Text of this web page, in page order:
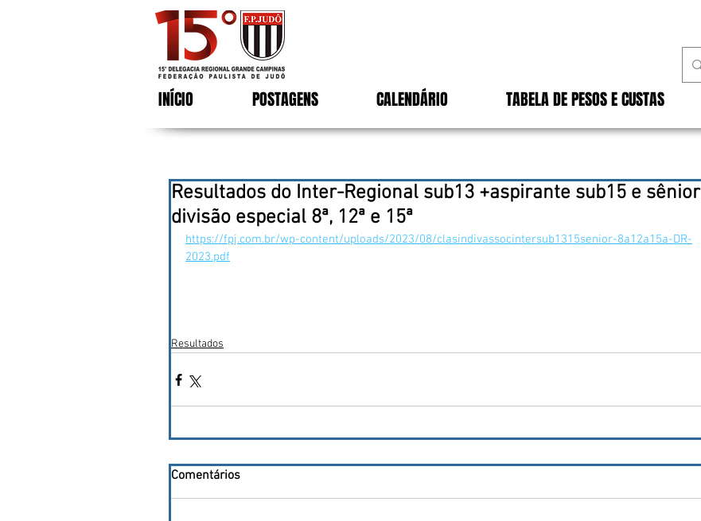
INÍCIO POSTAGENS CALENDÁRIO TABELA DE PESOS E CUSTAS
Resultados do Inter-Regional sub13 +aspirante sub15 e sênior
divisão especial 8ª, 12ª e 15ª
https://fpj.com.br/wp-content/uploads/2023/08/clasindivassocintersub1315senior-8a12a15a-DR-
2023.pdf
Resultados
Comentários